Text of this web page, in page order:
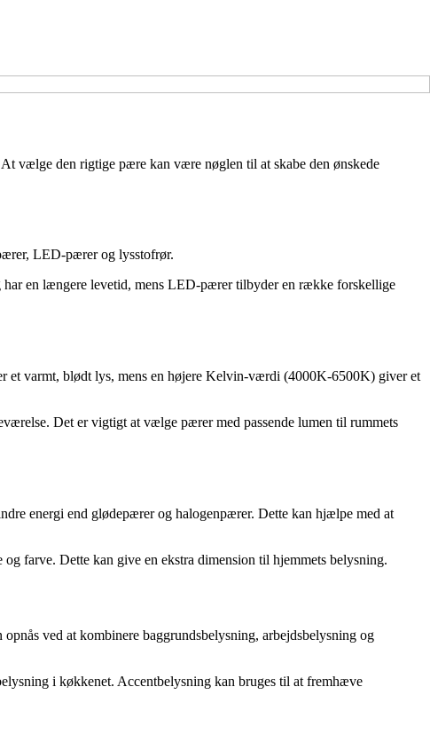
vælge den rigtige pære kan være nøglen til at skabe den ønskede
LED-pærer og lysstofrør.
en længere levetid, mens LED-pærer tilbyder en række forskellige
varmt, blødt lys, mens en højere Kelvin-værdi (4000K-6500K) giver et
Det er vigtigt at vælge pærer med passende lumen til rummets
energi end glødepærer og halogenpærer. Dette kan hjælpe med at
farve. Dette kan give en ekstra dimension til hjemmets belysning.
ved at kombinere baggrundsbelysning, arbejdsbelysning og
i køkkenet. Accentbelysning kan bruges til at fremhæve